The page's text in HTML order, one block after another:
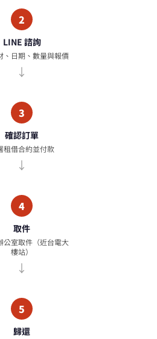
2
LINE 諮詢
、日期、數量與報價
3
確認訂單
租借合約並付款
4
取件
公室取件（近台電大
樓站）
5
歸還